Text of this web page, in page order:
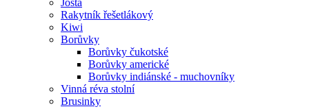
Josta
Rakytník řešetlákový
Kiwi
Borůvky
Borůvky čukotské
Borůvky americké
Borůvky indiánské - muchovníky
Vinná réva stolní
Brusinky